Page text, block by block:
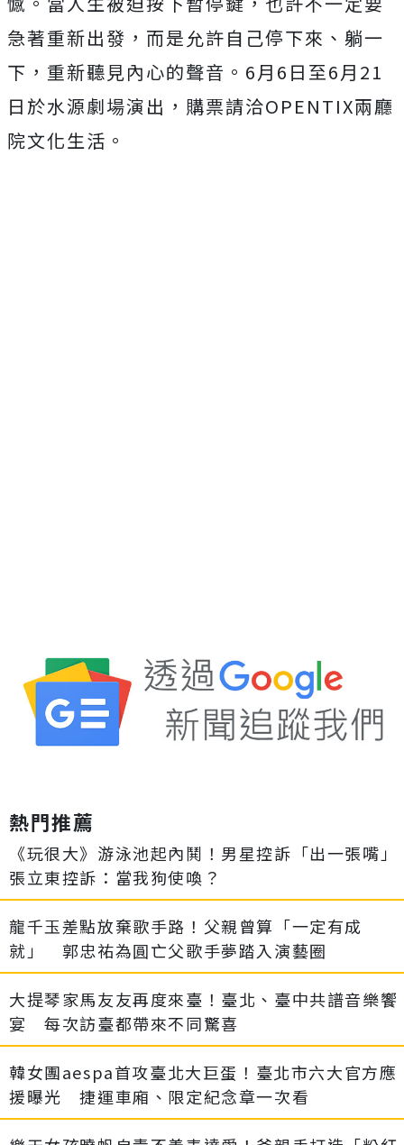
急著重新出發，而是允許自己停下來、躺一
下，重新聽見內心的聲音。 6月 6 日至6月 21
日於水源劇場演出，購票請洽OPENTIX兩廳
院文化生活。
熱門推薦
《玩很大》游泳池起內鬨！男星控訴「出一張嘴」
張立東控訴：當我狗使喚？
龍千玉差點放棄歌手路！父親曾算「一定有成
就」 郭忠祐為圓亡父歌手夢踏入演藝圈
大提琴家馬友友再度來臺！臺北、臺中共譜音樂饗
宴 每次訪臺都帶來不同驚喜
韓女團aespa首攻臺北大巨蛋！臺北市六大官方應
援曝光 捷運車廂、限定紀念章一次看